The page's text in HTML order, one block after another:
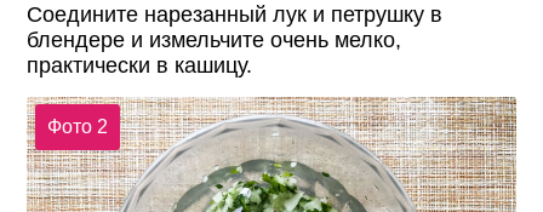
Соедините нарезанный лук и петрушку в
блендере и измельчите очень мелко,
практически в кашицу.
Фото 2